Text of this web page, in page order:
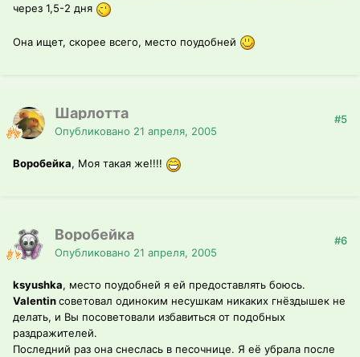
через 1,5-2 дня
Она ищет, скорее всего, место поудобней
Шарлотта
Опубликовано 21 апреля, 2005
#5
Воробейка, Моя такая же!!!!
Воробейка
Опубликовано 21 апреля, 2005
#6
ksyushka, место поудобней я ей предоставлять боюсь.
Valentinсоветовал одиноким несушкам никаких гнёздышек не
делать, и Вы посоветовали избавиться от подобных
раздражителей.
Последний раз она снеслась в песочнице. Я её убрала после